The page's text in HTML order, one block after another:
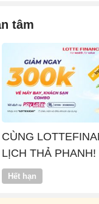
tâm
CÙNG
LỊCH THẢ PHANH!
Hết hạn